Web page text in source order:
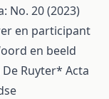
No. 20 (2023)
en participant
en beeld
Ruyter* Acta